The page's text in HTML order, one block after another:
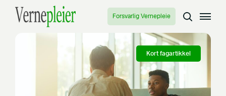
Forsvarlig Vernepleie
Kort fagartikkel